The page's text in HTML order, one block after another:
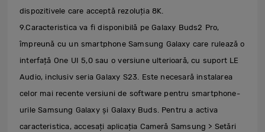
dispozitivele care acceptă rezoluția 8K.
9.Caracteristica va fi disponibilă pe Galaxy Buds2 Pro,
împreună cu un smartphone Samsung Galaxy care rulează o
interfață One UI 5,0 sau o versiune ulterioară, cu suport LE
Audio, inclusiv seria Galaxy S23. Este necesară instalarea
celor mai recente versiuni de software pentru smartphone-
urile Samsung Galaxy și Galaxy Buds. Pentru a activa
caracteristica, accesați aplicația Cameră Samsung > Setări